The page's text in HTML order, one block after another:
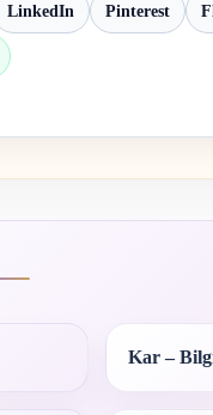
LinkedIn Pinterest
Kar –